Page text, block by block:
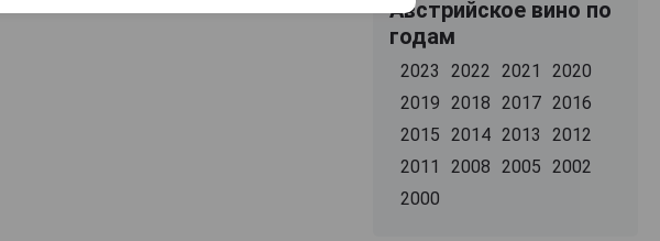
Австрийское вино по
годам
2023 2022 2021
2020
2019
2018 2017 2016
2015
2014 2013
2012
2011
2008 2005
2002
2000